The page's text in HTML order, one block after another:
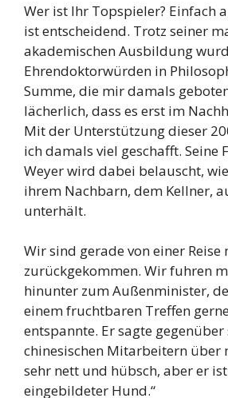
Wer ist Ihr Topspieler? Einfach
ist entscheidend. Trotz seiner
akademischen Ausbildung
Ehrendoktorwürden in
Summe, die mir damals
lächerlich, dass es erst im
Mit der Unterstützung dieser
ich damals viel geschafft. Seine
Weyer wird dabei belauscht,
ihrem Nachbarn, dem Kellner,
unterhält.
Wir sind gerade von einer Reise
zurückgekommen. Wir fuhren
hinunter zum Außenminister,
einem fruchtbaren Treffen
entspannte. Er sagte gegenüber
chinesischen Mitarbeitern über
sehr nett und hübsch, aber er
eingebildeter Hund.“